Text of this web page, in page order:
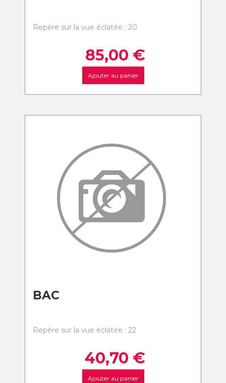
Repère sur la vue éclatée : 20
85,00 €
Ajouter au panier
BAC
Repère sur la vue éclatée : 22
40,70 €
Ajouter au panier